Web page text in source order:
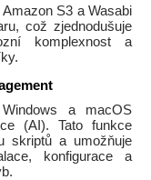
S3 a Wasabi
což zjednodušuje
komplexnost a
a macOS
(AI). Tato funkce
skriptů a umožňuje
konfigurace a